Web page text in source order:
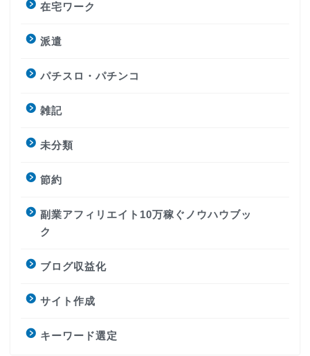
在宅ワーク
派遣
パチスロ・パチンコ
雑記
未分類
節約
副業アフィリエイト10万稼ぐノウハウブッ
ク
ブログ収益化
サイト作成
キーワード選定